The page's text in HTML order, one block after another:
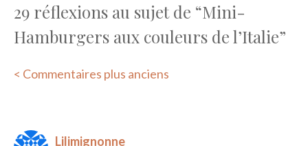
29 réflexions au sujet de “Mini-
Hamburgers aux couleurs de l’Italie”
Navigation
< Commentaires plus anciens
Lilimignonne